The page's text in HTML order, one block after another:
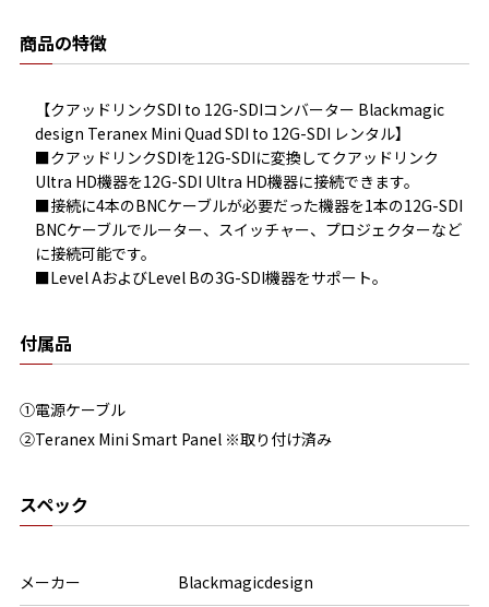
商品の特徴
【クアッドリンクSDI to 12G-SDIコンバーター Blackmagic
design Teranex Mini Quad SDI to 12G-SDI レンタル】
■クアッドリンクSDIを12G-SDIに変換してクアッドリンク
Ultra HD機器を12G-SDI Ultra HD機器に接続できます。
■接続に4本のBNCケーブルが必要だった機器を1本の12G-SDI
BNCケーブルでルーター、スイッチャー、プロジェクターなど
に接続可能です。
■Level AおよびLevel Bの3G-SDI機器をサポート。
付属品
①電源ケーブル
②Teranex Mini Smart Panel​ ※取り付け済み
スペック
メーカー Blackmagicdesign